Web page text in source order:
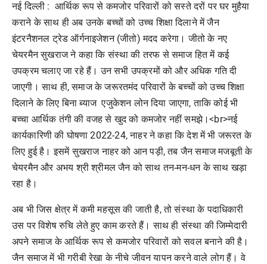
नई दिल्ली : आर्थिक रूप से कमजोर परिवारों को सस्ते दरों पर घर मुहैया
कराने के साथ ही अब उनके बच्चों को उच्च शिक्षा दिलाने में जैन
इंटरनैशनल ट्रेड ऑर्गनाइजेशन (जीतो) मदद करेगा। जीतो के नए
चेयरमैन सुखराज ने कहा कि संस्था की तरफ से समाज हित में कई
उपक्रम चलाए जा रहे हैं। उन सभी उपक्रमों को और अधिक गति दी
जाएगी। साथ ही, समाज के जरूरतमंद परिवारों के बच्चों को उच्च शिक्षा
दिलाने के लिए बिना ब्याज एजुकेशन लोन दिया जाएगा, ताकि कोई भी
बच्चा आर्थिक तंगी की वजह से खुद को कमजोर नहीं समझे।<br>नई
कार्यकारिणी की घोषणा 2022-24, नाहर ने कहा कि देश में भी जरूरत के
लिए हुई है। इसमें सुखराज नाहर को आन पड़ी, तब जैन समाज मजबूती के
चेयरमैन और अभय श्री श्रीमल जैन को साथ तन-मन-धन के साथ खड़ा
रहा है।
अब भी जिस क्षेत्र में कमी महसूस की जाती है, तो संस्था के पदाधिकारी
उस पर विशेष रुचि लेते हुए काम करते हैं। साथ ही संस्था की जिम्मेदारी
अपने समाज के आर्थिक रूप से कमजोर परिवारों को सवल बनाने की है।
जैन समाज में भी गरीबी रेखा के नीचे जीवन यापन करने वाले लोग हैं। वे